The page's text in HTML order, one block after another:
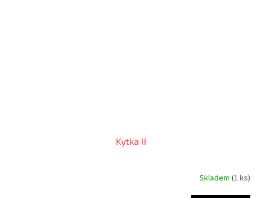
Kytka II
Skladem (1 ks)